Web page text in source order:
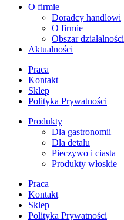
O firmie
Doradcy handlowi
O firmie
Obszar działalności
Aktualności
Praca
Kontakt
Sklep
Polityka Prywatności
Produkty
Dla gastronomii
Dla detalu
Pieczywo i ciasta
Produkty włoskie
Praca
Kontakt
Sklep
Polityka Prywatności